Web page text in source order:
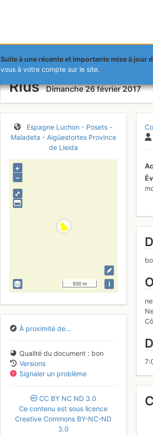
Suite à une récente et importante mise à jour
vous à votre compte sur le site.
Coth de
Rius
Dimanche 26 février 2017
Espagne Luchon - Posets -
Maladeta - Aigüestortes Province
de Lleida
⤢
+
–
500 m i
À proximité de...
Qualité du document
bon
Versions
Signaler un problème
CC BY NC ND 3.0
Ce contenu est sous licence
Creative Commons BY-NC-ND
3.0